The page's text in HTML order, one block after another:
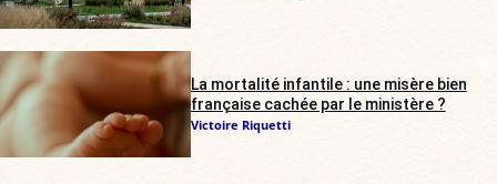
La mortalité infantile : une misère bien
française cachée par le ministère ?
Victoire Riquetti